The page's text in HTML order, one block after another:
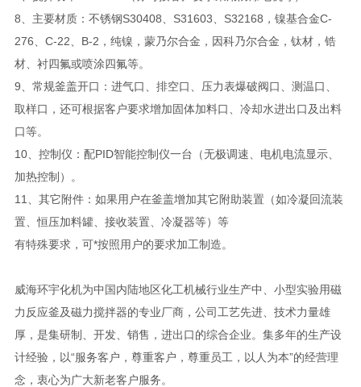
8、主要材质：不锈钢S30408、S31603、S32168，镍基合金C-
276、C-22、B-2，纯镍，蒙乃尔合金，因科乃尔合金，钛材，锆
材、衬四氟或喷涂四氟等。
9、常规釜盖开口：进气口、排空口、压力表爆破阀口、测温口、
取样口，还可根据客户要求增加固体加料口、冷却水进出口及出料
口等。
10、控制仪：配PID智能控制仪一台（无极调速、电机电流显示、
加热控制）。
11、其它附件：如果用户在釜盖增加其它附助装置（如冷凝回流装
置、恒压加料罐、接收装置、冷凝器等）等
有特殊要求，可*按照用户的要求加工制造。
威海环宇化机为中国内陆地区化工机械行业生产中、小型实验用磁
力反应釜及磁力搅拌器的专业厂商，公司工艺先进、技术力量雄
厚，是集研制、开发、销售，进出口的综合企业。集多年的生产设
计经验，以“服务客户，尊重客户，尊重员工，以人为本”的经营理
念，衷心为广大新老客户服务。